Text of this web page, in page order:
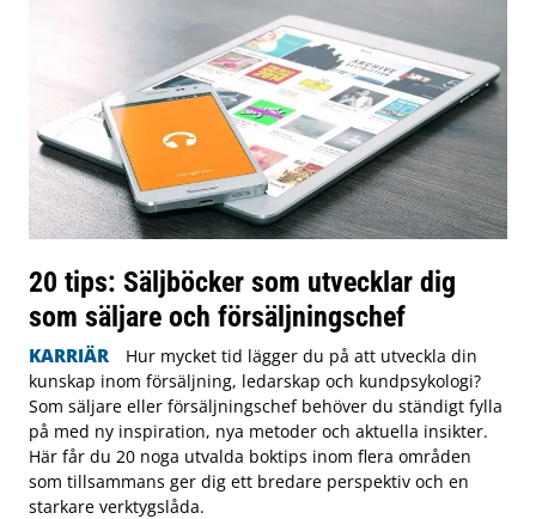
20 tips: Säljböcker som utvecklar dig
som säljare och försäljningschef
KARRIÄR
Hur mycket tid lägger du på att utveckla din
kunskap inom försäljning, ledarskap och kundpsykologi?
Som säljare eller försäljningschef behöver du ständigt fylla
på med ny inspiration, nya metoder och aktuella insikter.
Här får du 20 noga utvalda boktips inom flera områden
som tillsammans ger dig ett bredare perspektiv och en
starkare verktygslåda.